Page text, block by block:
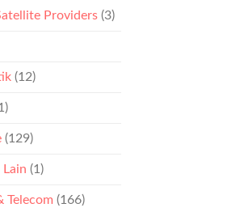
IndiHome
Providers(3)
(12)
(129)
Lain (1)
Telecom (166)